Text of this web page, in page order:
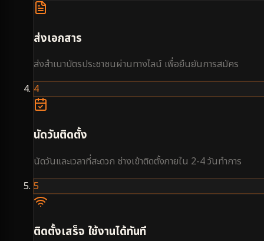
ส่งเอกสาร
ส่งสำเนาบัตรประชาชนผ่านทางไลน์ เพื่อยืนยันการสมัคร
4
นัดวันติดตั้ง
นัดวันและเวลาที่สะดวก ช่างเข้าติดตั้งภายใน 2-4 วันทำการ
5
ติดตั้งเสร็จ ใช้งานได้ทันที